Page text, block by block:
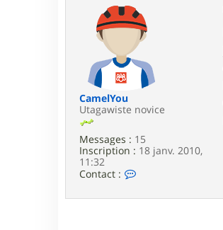
CamelYou
Utagawiste novice
Messages : 15
Inscription : 18 janv. 2010,
11:32
Contact :